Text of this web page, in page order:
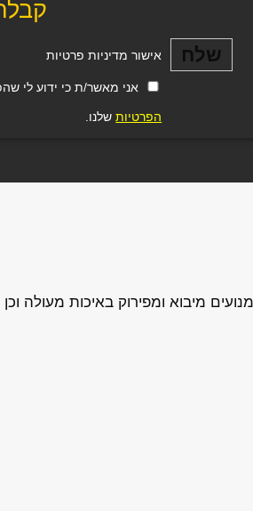
אישור מדיניות פרטיות
אני מאשר/ת כי ידוע לי שהפרטים
הפרטיותשלנו.
שלח
מיבוא ומפירוק באיכות מעולה וכן